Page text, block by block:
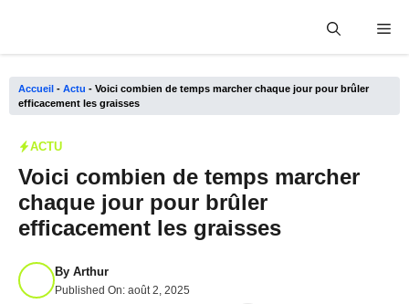
Accueil - Actu - Voici combien de temps marcher chaque jour pour brûler
efficacement les graisses
ACTU
Voici combien de temps marcher
chaque jour pour brûler
efficacement les graisses
By Arthur
Published On: août 2, 2025